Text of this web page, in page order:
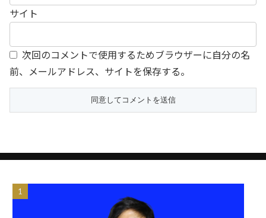
サイト
次回のコメントで使用するためブラウザーに自分の名
前、メールアドレス、サイトを保存する。